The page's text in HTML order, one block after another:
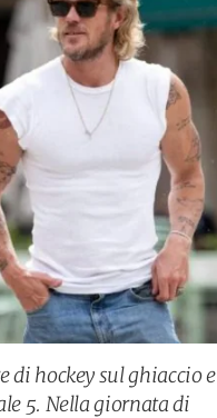
di hockey sul ghiaccio e
5. Nella giornata di